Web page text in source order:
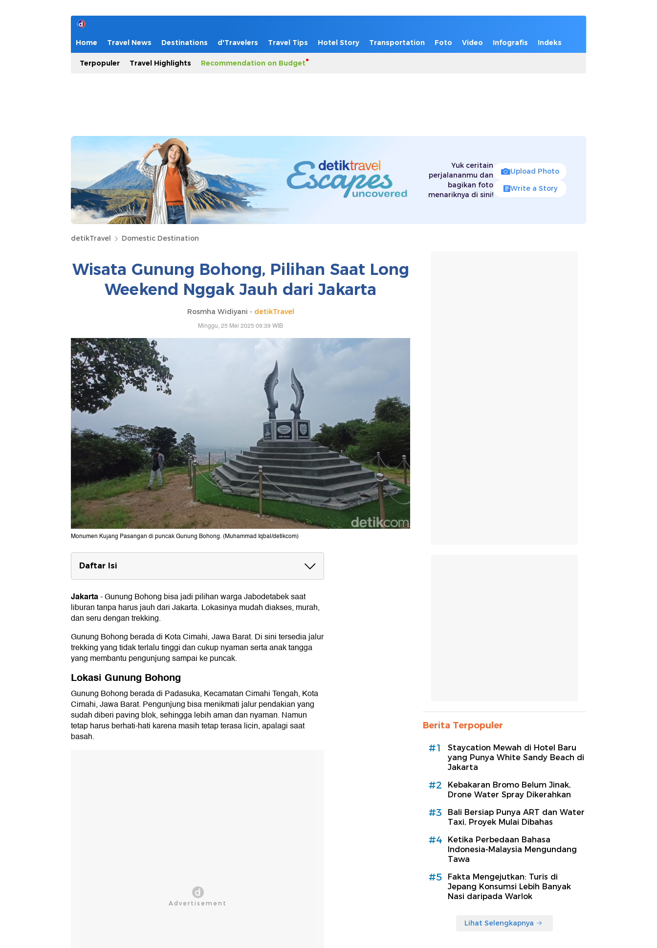
Home Travel News Destinations d'Travelers Travel Tips Hotel Story Transportation Foto Video Infografis Indeks
Terpopuler Travel Highlights Recommendation on Budget
Yuk ceritain
perjalananmu dan
bagikan foto
menariknya di sini!
Upload Photo
Write a Story
detikTravel Domestic Destination
Wisata Gunung Bohong, Pilihan Saat Long
Weekend Nggak Jauh dari Jakarta
Rosmha Widiyani - detikTravel
Minggu, 25 Mei 2025 09:39 WIB
Monumen Kujang Pasangan di puncak Gunung Bohong. (Muhammad Iqbal/detikcom)
Daftar Isi
Lokasi Gunung Bohong
Rute ke Gunung Bohong dari Jakarta
Ada Apa di Gunung Bohong?
1. Monumen Kujang Pasangan
2. Olahraga agar sehat
3. Melihat lanskap Cimahi
4. Spot foto dan lihat sunset
5. Wisata kuliner
Jakarta-Gunung Bohong bisa jadi pilihan warga Jabodetabek saat
liburan tanpa harus jauh dari Jakarta. Lokasinya mudah diakses, murah,
dan seru dengan trekking.
Gunung Bohong berada di Kota Cimahi, Jawa Barat. Di sini tersedia jalur
trekking yang tidak terlalu tinggi dan cukup nyaman serta anak tangga
yang membantu pengunjung sampai ke puncak.
Lokasi Gunung Bohong
Gunung Bohong berada di Padasuka, Kecamatan Cimahi Tengah, Kota
Cimahi, Jawa Barat. Pengunjung bisa menikmati jalur pendakian yang
sudah diberi paving blok, sehingga lebih aman dan nyaman. Namun
tetap harus berhati-hati karena masih tetap terasa licin, apalagi saat
basah.
Berita Terpopuler
#1
Staycation Mewah di Hotel Baru
yang Punya White Sandy Beach di
Jakarta
#2
Kebakaran Bromo Belum Jinak,
Drone Water Spray Dikerahkan
#3
Bali Bersiap Punya ART dan Water
Taxi, Proyek Mulai Dibahas
#4
Ketika Perbedaan Bahasa
Indonesia-Malaysia Mengundang
Tawa
#5
Fakta Mengejutkan: Turis di
Jepang Konsumsi Lebih Banyak
Nasi daripada Warlok
Lihat Selengkapnya